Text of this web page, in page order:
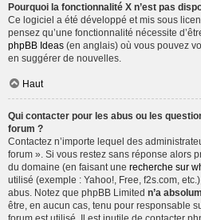
Pourquoi la fonctionnalité X n’est pas
Ce logiciel a été développé et mis sous
pensez qu’une fonctionnalité nécessite
phpBB Ideas (en anglais) où vous pouvez
en suggérer de nouvelles.
Haut
Qui contacter pour les abus ou les
forum ?
Contactez n’importe lequel des
forum ». Si vous restez sans réponse alors
du domaine (en faisant une recherche sur
utilisé (exemple : Yahoo!, Free, f2s.com,
abus. Notez que phpBB Limited n’a
être, en aucun cas, tenu pour responsable